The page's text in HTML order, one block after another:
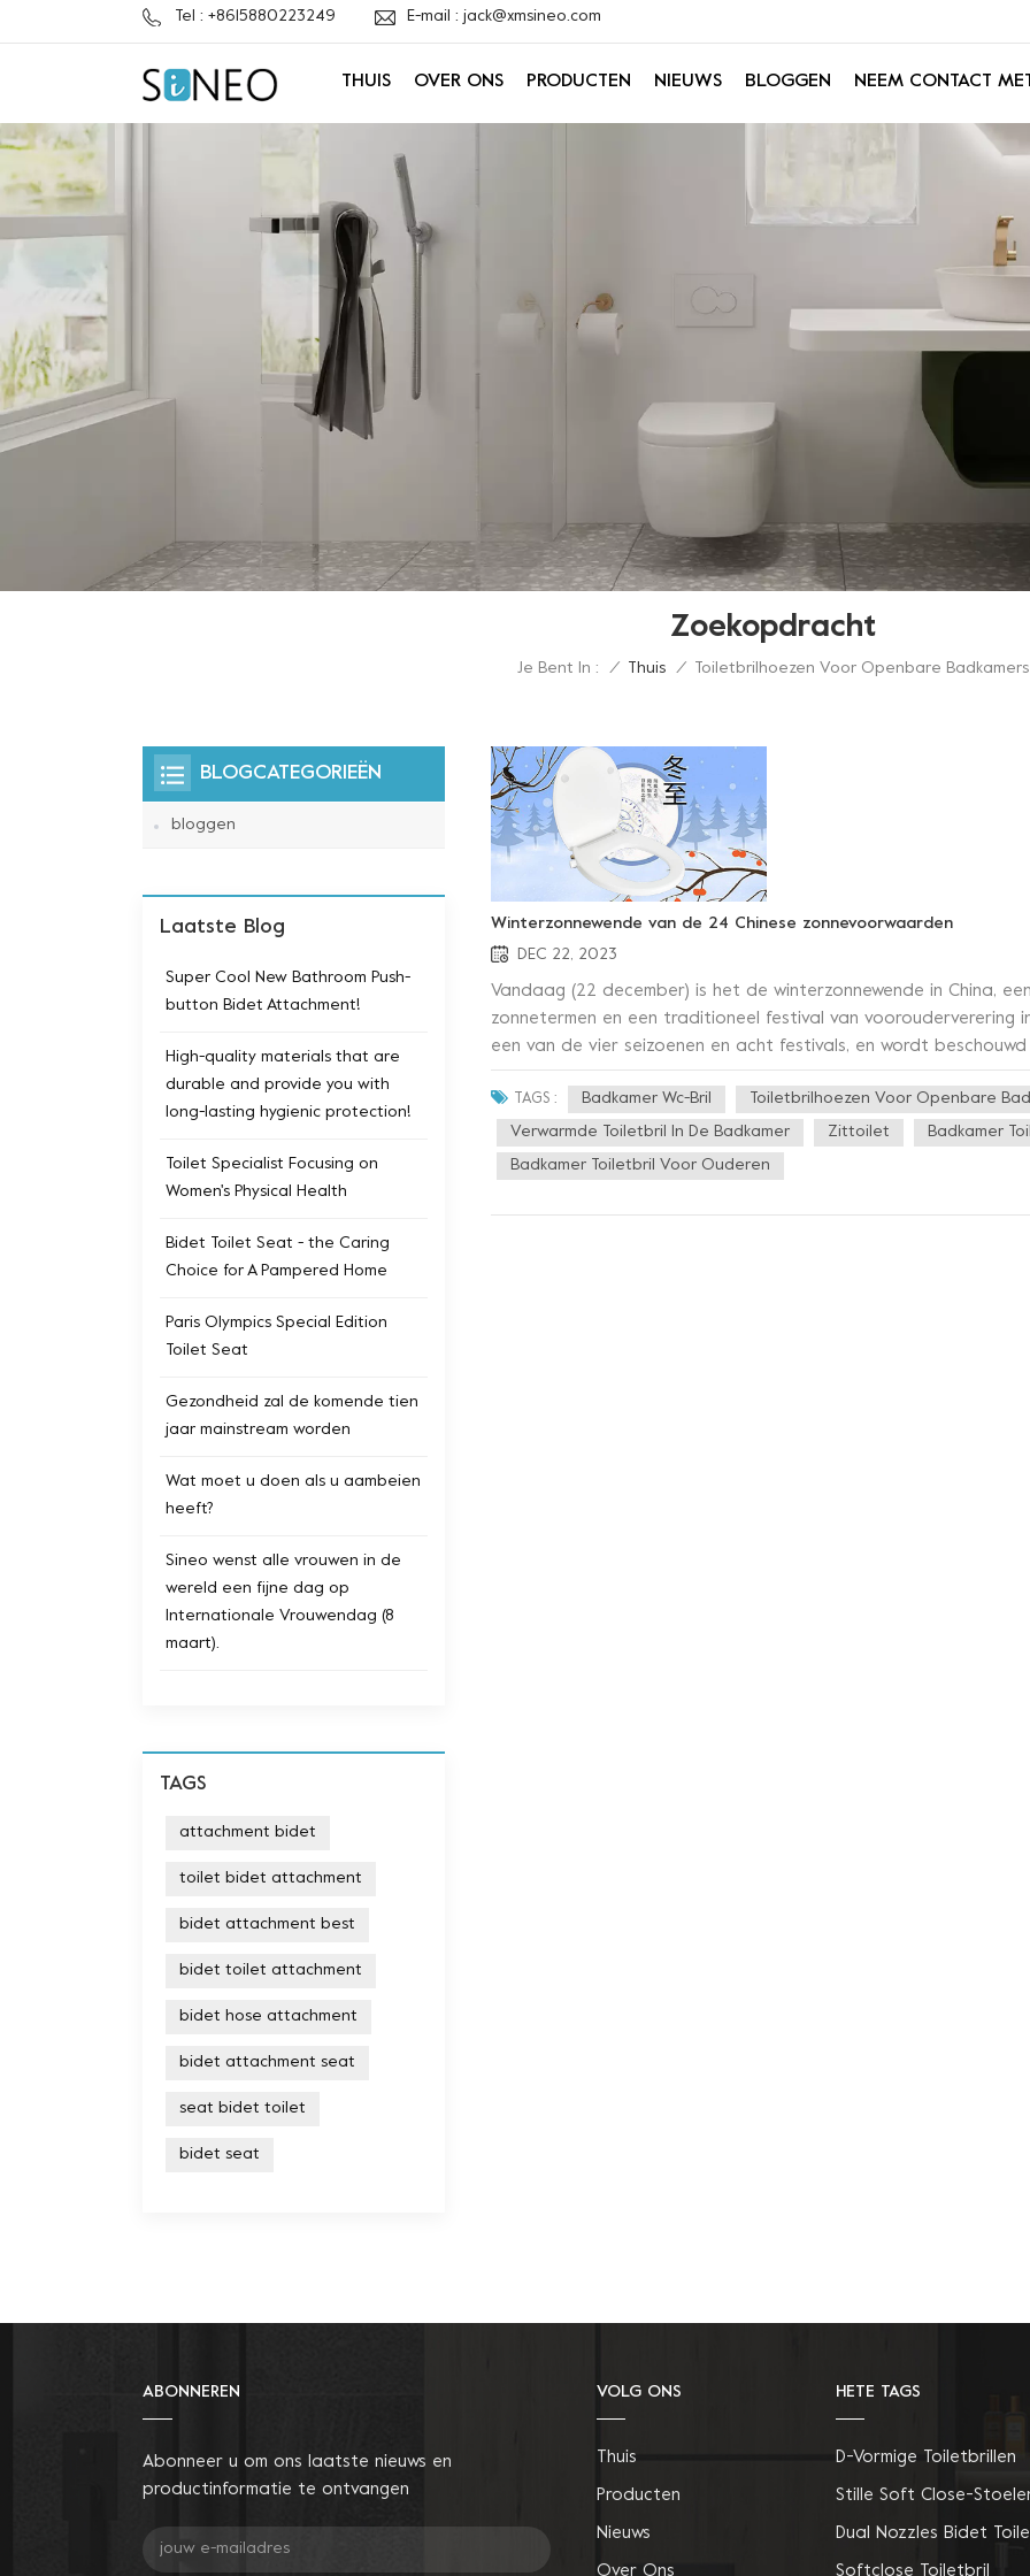
Tel : +8615880223249 E-mail : jack@xmsineo.com
THUIS OVER ONS PRODUCTEN NIEUWS BLOGGEN NEEM CONTACT
Zoekopdracht
Je Bent In : / Thuis / Toiletbrilhoezen Voor Openbare Badkamers
Winterzonnewende van de 24 Chinese zonnevoorwaarden
DEC 22, 2023
Vandaag (22 december) is het de winterzonnewende in China,
zonnetermen en een traditioneel festival van voorouderverering
een van de vier seizoenen en acht festivals, en wordt
oudheid was er een gezegde dat de winterzonnewende net zo
voor de winterzonnewende variëren van regio tot regio, en er
gebruiken. In Zuid-China zijn er tijdens de winterzonnewende
China is het gebruikelijk om elk jaar tijdens de
en de dagen kort zijn tijdens de winterzonnewende, is de
meteorologisch gezien niet de laagste. In feite is het vóór de
TAGS : Badkamer Wc-Bril Toiletbrilhoezen Voor Openbare
Verwarmde Toiletbril In De Badkamer Zittoilet Badkamer
Badkamer Toiletbril Voor Ouderen
BLOGCATEGORIEËN
bloggen
Laatste Blog
Super Cool New Bathroom Push-
button Bidet Attachment!
High-quality materials that are
durable and provide you with
long-lasting hygienic protection!
Toilet Specialist Focusing on
Women's Physical Health
Bidet Toilet Seat - the Caring
Choice for A Pampered Home
Paris Olympics Special Edition
Toilet Seat
Gezondheid zal de komende tien
jaar mainstream worden
Wat moet u doen als u aambeien
heeft?
Sineo wenst alle vrouwen in de
wereld een fijne dag op
Internationale Vrouwendag (8
maart).
TAGS
attachment bidet
toilet bidet attachment
bidet attachment best
bidet toilet attachment
bidet hose attachment
bidet attachment seat
seat bidet toilet
bidet seat
ABONNEREN
Abonneer u om ons laatste nieuws en
productinformatie te ontvangen
VOLG ONS
Thuis
Producten
Nieuws
Over Ons
HETE TAGS
D-Vormige Toiletbrillen
Stille Soft Close-
Dual Nozzles Bidet
Softclose Toiletbril